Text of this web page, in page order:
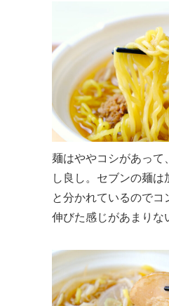
麺はややコシがあって
し良し。セブンの麺は
と分かれているのでコ
伸びた感じがあまりな